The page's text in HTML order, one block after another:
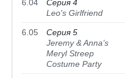
6.04
Серия 4
Leo's Girlfriend
6.05
Серия 5
Jeremy & Anna’s
Meryl Streep
Costume Party